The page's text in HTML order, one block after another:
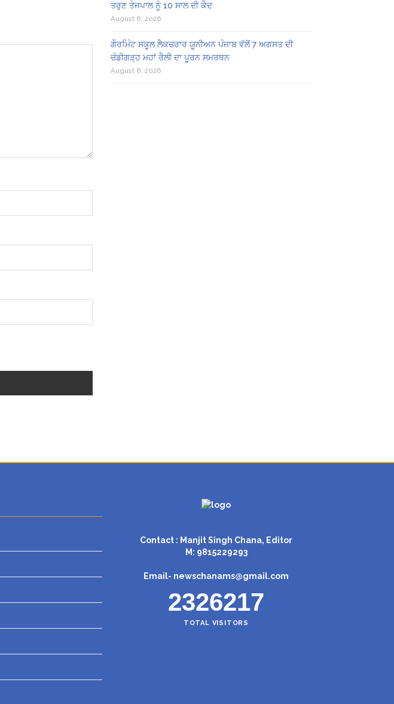
ਤਰੁਣ ਤੇਜਪਾਲ ਨੂੰ 10 ਸਾਲ ਦੀ ਕੈਦ
August 6, 2026
ਗੌਰਮਿੰਟ ਸਕੂਲ ਲੈਕਚਰਾਰ ਯੂਨੀਅਨ ਪੰਜਾਬ ਵੱਲੋਂ 7 ਅਗਸਤ ਦੀ
ਚੰਡੀਗੜ੍ਹ ਮਹਾਂ ਰੈਲੀ ਦਾ ਪੂਰਨ ਸਮਰਥਨ
August 6, 2026
Contact : Manjit Singh Chana, Editor
M: 9815229293
Email- newschanams@gmail.com
2326217
TOTAL VISITORS